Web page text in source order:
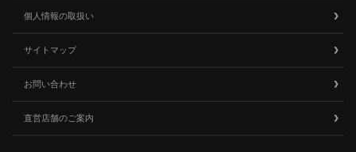
個人情報の取扱い
サイトマップ
お問い合わせ
直営店舗のご案内